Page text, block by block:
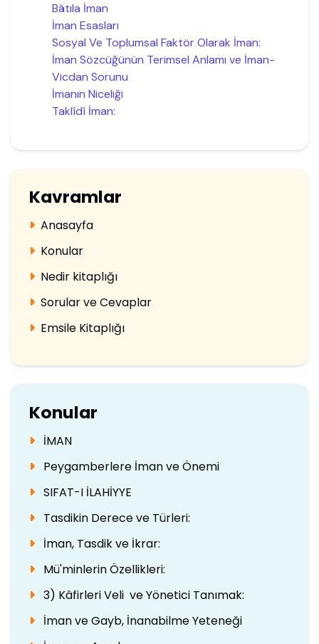
Bâtıla İman
İman Esasları
Sosyal Ve Toplumsal Faktör Olarak İman:
İman Sözcüğünün Terimsel Anlamı ve İman-
Vicdan Sorunu
İmanın Niceliği
Taklîdî İman:
Kavramlar
Anasayfa
Konular
Nedir kitaplığı
Sorular ve Cevaplar
Emsile Kitaplığı
Konular
İMAN
Peygamberlere İman ve Önemi
SIFAT-I İLAHİYYE
Tasdikin Derece ve Türleri:
İman, Tasdik ve İkrar:
Mü'minlerin Özellikleri:
3) Kâfirleri Veli ve Yönetici Tanımak:
İman ve Gayb, İnanabilme Yeteneği